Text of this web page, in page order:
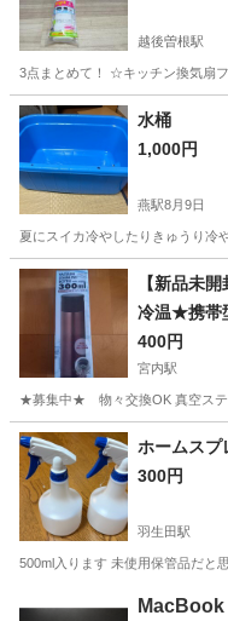
越後曽根駅
3点まとめて！ ☆キッチン換気
新潟 新潟市 越後曽根駅
水桶
1,000円
燕駅8月9日
夏にスイカ冷やしたりきゅうり冷
新潟 燕市 燕駅 その
【新品未
冷温★携帯
400円
宮内駅
★募集中★ 物々交換OK 真空ステ
新潟 長岡市 宮内駅
ホームスプ
300円
羽生田駅
500ml入ります 未使用保管品だと
羽生田駅